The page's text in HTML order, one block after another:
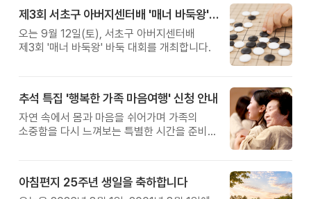
제3회 서초구 아버지센터배 '매너 바둑왕' 대회
오는 9월 12일(토), 서초구 아버지센터배
제3회 '매너 바둑왕' 바둑 대회를 개최합니다.
추석 특집 '행복한 가족 마음여행' 신청 안내
자연 속에서 몸과 마음을 쉬어가며 가족의
소중함을 다시 느껴보는 특별한 시간을 준비해
아침편지 25주년 생일을 축하합니다